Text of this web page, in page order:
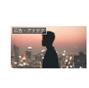
広告・アドテク